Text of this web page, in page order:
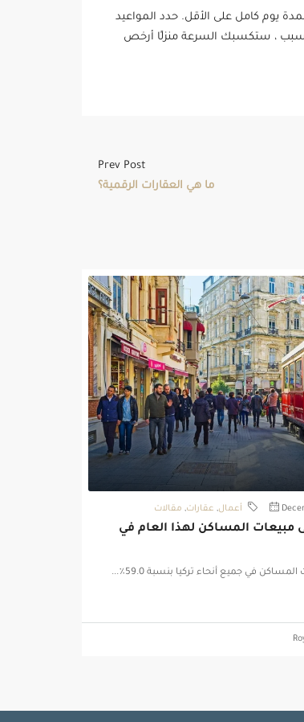
يوم كامل على الأقل. حدد المواعيد
السبب ، ستكسبك السرعة منزلًا أرخص
Prev Post
ما هي العقارات الرقمية؟
أعمال, عقارات, مقالات
مبيعات المساكن لهذا العام في
في جميع أنحاء تركيا بنسبة 59.0٪...